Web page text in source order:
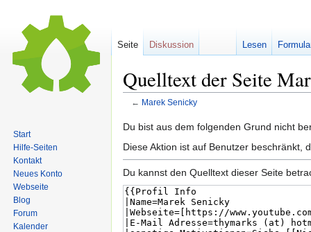
Quelltext der Seite
← Marek Senicky
Zur
Navigation
Zur
Suche
Du bist aus dem folgenden Grund nicht
Diese Aktion ist auf Benutzer beschränkt,
Du kannst den Quelltext dieser Seite
Seite Diskussion Lesen
Start
Hilfe-Seiten
Kontakt
Neues Konto
Webseite
Blog
Forum
Kalender